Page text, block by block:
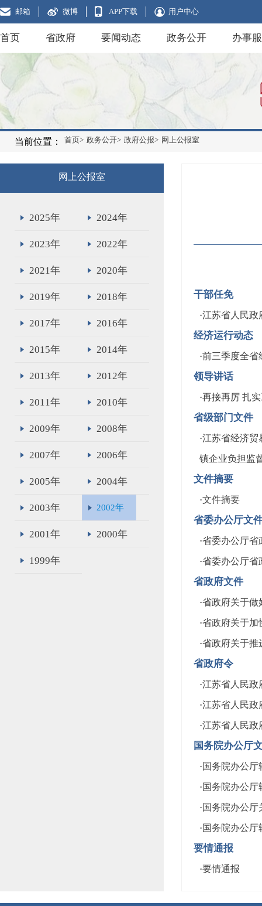
邮箱 微博 APP下载 用户中心
首页 省政府 要闻动态 政务公开 办事
当前位置： 首页> 政务公开> 政府公报> 网上公报室
网上公报室
2025年 2024年
2023年 2022年
2021年 2020年
2019年 2018年
2017年 2016年
2015年 2014年
2013年 2012年
2011年 2010年
2009年 2008年
2007年 2006年
2005年 2004年
2003年 2002年
2001年 2000年
1999年
干部任免
·江苏省人民政
经济运行动态
·前三季度全省
领导讲话
·再接再厉 扎
省级部门文件
·江苏省经济贸
镇企业负担监
文件摘要
·文件摘要
省委办公厅文
·省委办公厅省
·省委办公厅省
省政府文件
·省政府关于做
·省政府关于加
·省政府关于推
省政府令
·江苏省人民政
·江苏省人民政
·江苏省人民政
国务院办公厅
·国务院办公厅
·国务院办公
·国务院办公厅
·国务院办公厅
要情通报
·要情通报